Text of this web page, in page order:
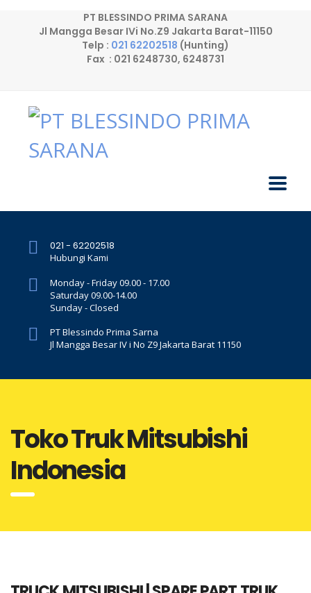
PT BLESSINDO PRIMA SARANA
Jl Mangga Besar IVi No.Z9 Jakarta Barat-11150
Telp : 021 62202518 (Hunting)
Fax : 021 6248730, 6248731
021 - 62202518
Hubungi Kami
Monday - Friday 09.00 - 17.00
Saturday 09.00-14.00
Sunday - Closed
PT Blessindo Prima Sarna
Jl Mangga Besar IV i No Z9 Jakarta Barat 11150
Toko Truk Mitsubishi
Indonesia